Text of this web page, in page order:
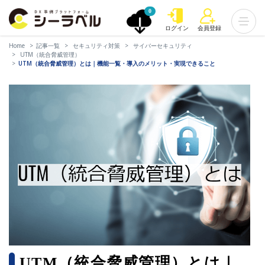
0
ログイン 会員登録
Home 記事一覧 セキュリティ対策
サイバーセキュリティ
UTM（統合脅威管理）
UTM（統合脅威管理）とは｜機能一覧・導入のメリット・実現できること